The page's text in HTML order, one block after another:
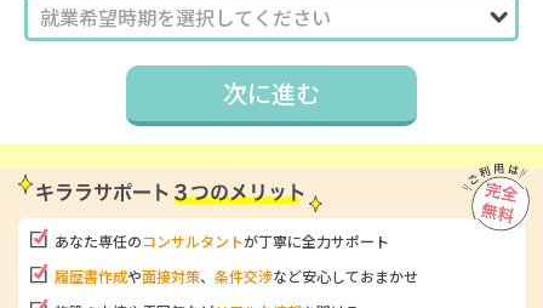
次に進む
あなた専任のコンサルタントが丁寧に全力サポート
履歴書作成や面接対策、 条件交渉など安心しておまかせ